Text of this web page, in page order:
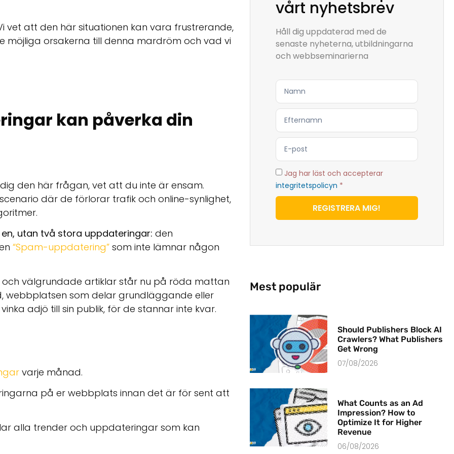
vet att den här situationen kan vara frustrerande,
möjliga orsakerna till denna mardröm och vad vi
kan påverka din
den här frågan, vet att du inte är ensam.
där de förlorar trafik och online-synlighet,
utan två stora uppdateringar: den
“Spam-uppdatering” som inte lämnar någon
välgrundade artiklar står nu på röda mattan
webbplatsen som delar grundläggande eller
adjö till sin publik, för de stannar inte kvar.
varje månad.
på er webbplats innan det är för sent att
alla trender och uppdateringar som kan
vårt nyhetsbrev
Håll dig uppdaterad med de
senaste nyheterna, utbildningarna
och webbseminarierna
Jag har läst och accepterar
integritetspolicyn *
REGISTRERA MIG!
Mest populär
Should Publishers Block AI
Crawlers? What Publishers
Get Wrong
07/08/2026
What Counts as an Ad
Impression? How to
Optimize It for Higher
Revenue
06/08/2026